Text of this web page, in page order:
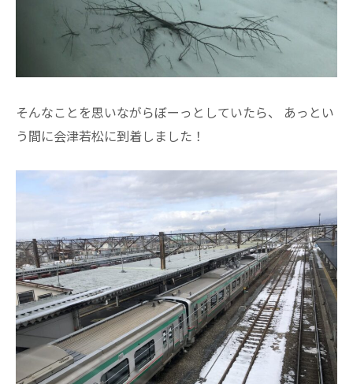
そんなことを思いながらぼーっとしていたら、 あっとい
う間に会津若松に到着しました！